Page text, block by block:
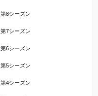
第8シーズン
第7シーズン
第6シーズン
第5シーズン
第4シーズン